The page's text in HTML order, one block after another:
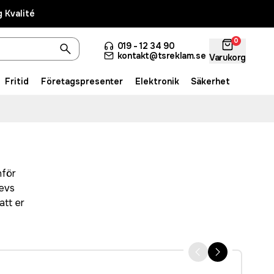
Kvalité
019 - 12 34 90
kontakt@tsreklam.se
0
Varukorg
Fritid Företagspresenter Elektronik Säkerhet
er